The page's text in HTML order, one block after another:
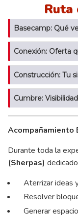
Ruta
Basecamp: Qué
Conexión: Oferta
Construcción: Tu
Cumbre:
Acompañamiento
Durante toda la
(Sherpas)
Aterrizar ideas
Resolver
Generar